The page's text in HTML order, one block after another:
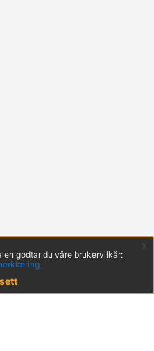
godtar du våre brukervilkår:
x